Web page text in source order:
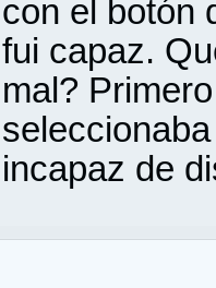
con el botón
fui capaz.
mal?
incapaz de